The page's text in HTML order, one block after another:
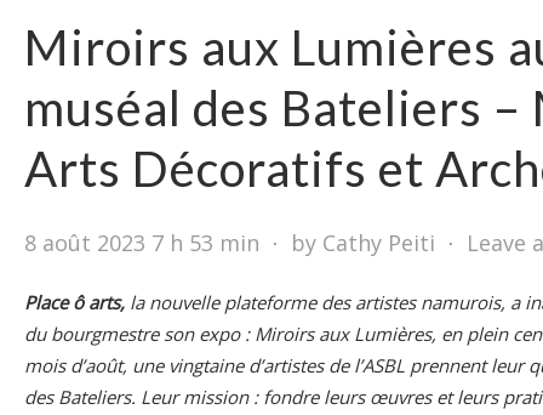
Miroirs aux Lumières
muséal des Bateliers –
Arts Décoratifs et
8 août 2023 7 h 53 min ⋅ by Cathy Peiti ⋅ Leave
Place ô arts, la nouvelle plateforme des artistes namurois, a
du bourgmestre son expo : Miroirs aux Lumières, en plein
mois d’août, une vingtaine d’artistes de l’ASBL prennent leur
des Bateliers. Leur mission : fondre leurs œuvres et leurs